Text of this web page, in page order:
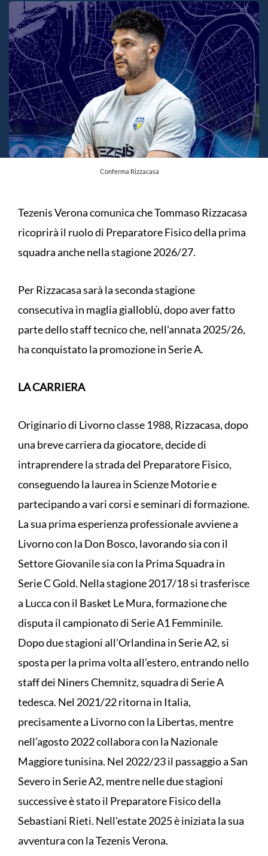
Conferma Rizzacasa
Tezenis Verona comunica che Tommaso Rizzacasa
ricoprirà il ruolo di Preparatore Fisico della prima
squadra anche nella stagione 2026/27.
Per Rizzacasa sarà la seconda stagione
consecutiva in maglia gialloblù, dopo aver fatto
parte dello staff tecnico che, nell'annata 2025/26,
ha conquistato la promozione in Serie A.
LA CARRIERA
Originario di Livorno classe 1988, Rizzacasa, dopo
una breve carriera da giocatore, decide di
intraprendere la strada del Preparatore Fisico,
conseguendo la laurea in Scienze Motorie e
partecipando a vari corsi e seminari di formazione.
La sua prima esperienza professionale avviene a
Livorno con la Don Bosco, lavorando sia con il
Settore Giovanile sia con la Prima Squadra in
Serie C Gold. Nella stagione 2017/18 si trasferisce
a Lucca con il Basket Le Mura, formazione che
disputa il campionato di Serie A1 Femminile.
Dopo due stagioni all’Orlandina in Serie A2, si
sposta per la prima volta all’estero, entrando nello
staff dei Niners Chemnitz, squadra di Serie A
tedesca. Nel 2021/22 ritorna in Italia,
precisamente a Livorno con la Libertas, mentre
nell’agosto 2022 collabora con la Nazionale
Maggiore tunisina. Nel 2022/23 il passaggio a San
Severo in Serie A2, mentre nelle due stagioni
successive è stato il Preparatore Fisico della
Sebastiani Rieti. Nell'estate 2025 è iniziata la sua
avventura con la Tezenis Verona.